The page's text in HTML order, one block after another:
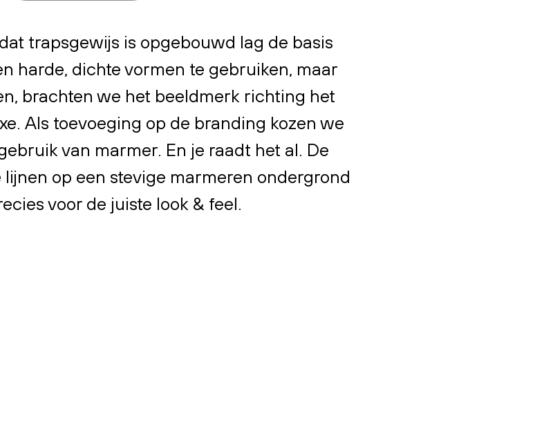
trapsgewijs is opgebouwd lag de basis
harde, dichte vormen te gebruiken, maar
brachten we het beeldmerk richting het
Als toevoeging op de branding kozen we
van marmer. En je raadt het al. De
op een stevige marmeren ondergrond
voor de juiste look & feel.